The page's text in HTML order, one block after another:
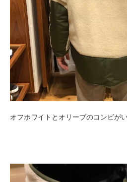
オフホワイトとオリーブのコンビが